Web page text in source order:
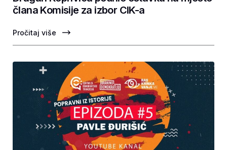
člana Komisije za izbor CIK-a
Pročitaj više